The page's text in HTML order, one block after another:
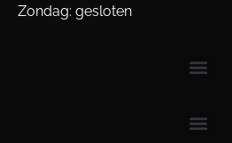
Zondag: gesloten